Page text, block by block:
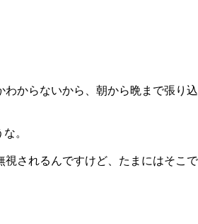
からないから、朝から晩まで張り
。
されるんですけど、たまにはそこ